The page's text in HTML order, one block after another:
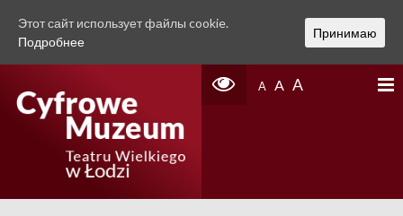
A A A
Этот сайт использует файлы cookie.
Подробнее
Принимаю